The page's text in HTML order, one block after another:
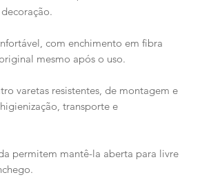
com enchimento em fibra
mesmo após o uso.
varetas resistentes, de montagem e
transporte e
permitem mantê-la aberta para livre